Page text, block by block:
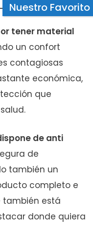
Nuestro Favorito
tener material
un confort
contagiosas
económica,
que
de anti
de
también un
completo e
también está
donde quiera